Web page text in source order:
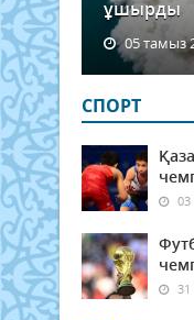
ұшырды
05 тамыз
СПОРТ
03
31